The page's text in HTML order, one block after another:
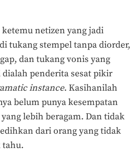
netizen yang jadi
tukang stempel tanpa diorder,
dan tukang vonis yang
dialah penderita sesat pikir
instance. Kasihanilah
belum punya kesempatan
lebih beragam. Dan tidak
dari orang yang tidak
tahu.